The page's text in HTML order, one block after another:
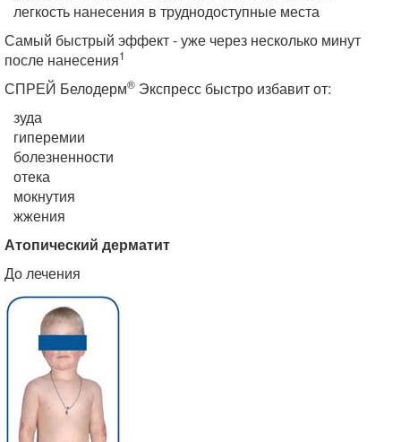
легкость нанесения в труднодоступные места
Самый быстрый эффект - уже через несколько минут
после нанесения1
СПРЕЙ Белодерм® Экспресс быстро избавит от:
зуда
гиперемии
болезненности
отека
мокнутия
жжения
Атопический дерматит
До лечения